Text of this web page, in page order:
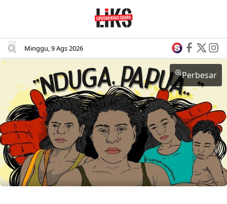
Minggu, 9 Ags 2026
Perbesar